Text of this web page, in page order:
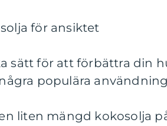
för ansiktet
sätt för att förbättra din
populära
liten mängd kokosolja